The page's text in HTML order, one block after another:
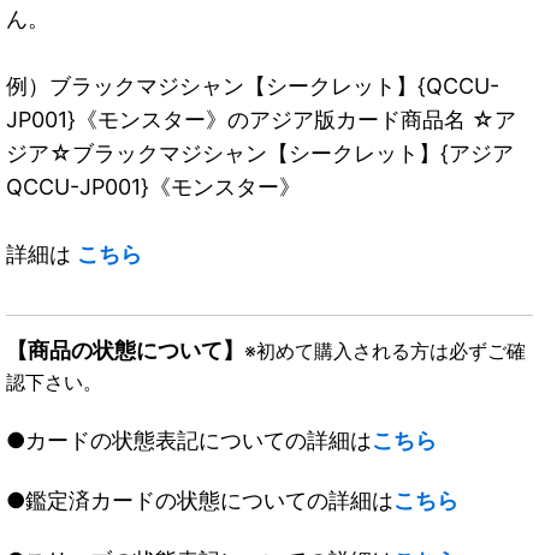
ん。
例）ブラックマジシャン【シークレット】{QCCU-
JP001}《モンスター》のアジア版カード商品名 ☆ア
ジア☆ブラックマジシャン【シークレット】{アジア
QCCU-JP001}《モンスター》
詳細は こちら
【商品の状態について】 ※初めて購入される方は必ずご確
認下さい。
●カードの状態表記についての詳細はこちら
●鑑定済カードの状態についての詳細はこちら